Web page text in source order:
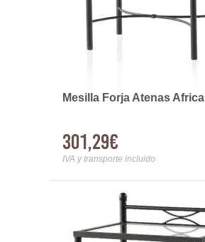
Mesilla Forja Atenas Africa
301,29€
IVA y transporte incluido